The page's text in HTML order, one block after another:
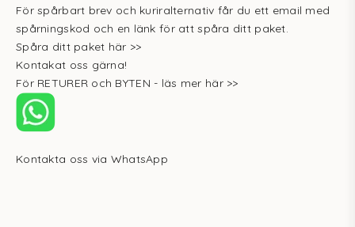
För spårbart brev och kuriralternativ får du ett email med
spårningskod och en länk för att spåra ditt paket.
Spåra ditt paket här >>
Kontakat oss gärna!
För RETURER och BYTEN - läs mer här >>
Kontakta oss via WhatsApp